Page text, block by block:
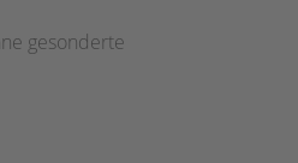
gesonderte